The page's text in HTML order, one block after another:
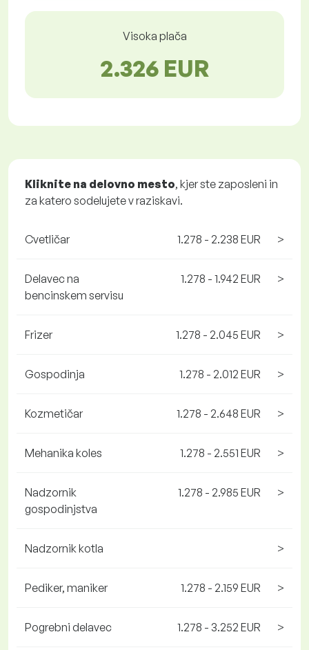
Visoka plača
2.326 EUR
Kliknite na delovno mesto, kjer ste zaposleni in
za katero sodelujete v raziskavi.
Cvetličar 1.278 - 2.238 EUR >
Delavec na
bencinskem servisu
1.278 - 1.942 EUR >
Frizer 1.278 - 2.045 EUR >
Gospodinja 1.278 - 2.012 EUR >
Kozmetičar 1.278 - 2.648 EUR >
Mehanika koles 1.278 - 2.551 EUR >
Nadzornik
gospodinjstva
1.278 - 2.985 EUR >
Nadzornik kotla >
Pediker, maniker 1.278 - 2.159 EUR >
Pogrebni delavec 1.278 - 3.252 EUR >